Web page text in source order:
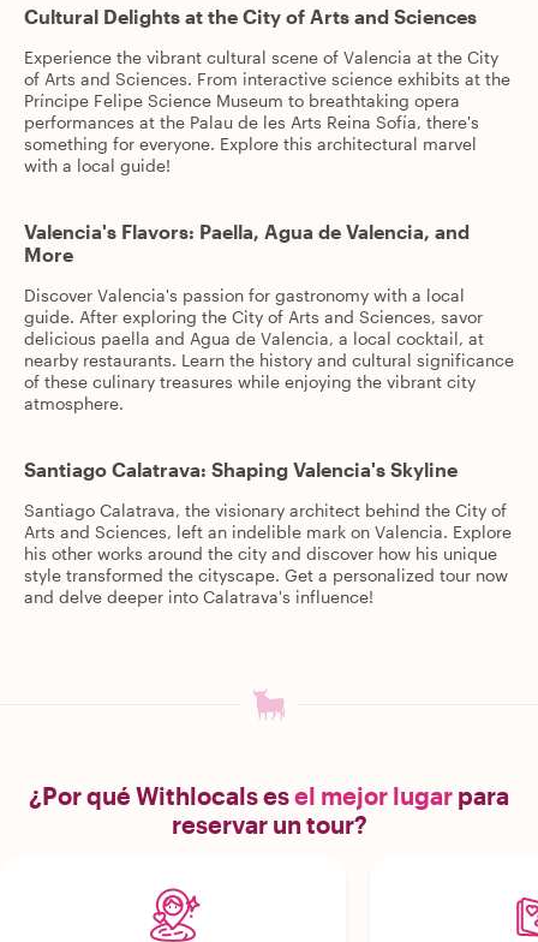
Cultural Delights at the City of Arts and Sciences
Experience the vibrant cultural scene of Valencia at the City
of Arts and Sciences. From interactive science exhibits at the
Príncipe Felipe Science Museum to breathtaking opera
performances at the Palau de les Arts Reina Sofía, there's
something for everyone. Explore this architectural marvel
with a local guide!
Valencia's Flavors: Paella, Agua de Valencia, and
More
Discover Valencia's passion for gastronomy with a local
guide. After exploring the City of Arts and Sciences, savor
delicious paella and Agua de Valencia, a local cocktail, at
nearby restaurants. Learn the history and cultural significance
of these culinary treasures while enjoying the vibrant city
atmosphere.
Santiago Calatrava: Shaping Valencia's Skyline
Santiago Calatrava, the visionary architect behind the City of
Arts and Sciences, left an indelible mark on Valencia. Explore
his other works around the city and discover how his unique
style transformed the cityscape. Get a personalized tour now
and delve deeper into Calatrava's influence!
¿Por qué Withlocals esel mejor lugar para
reservar un tour?